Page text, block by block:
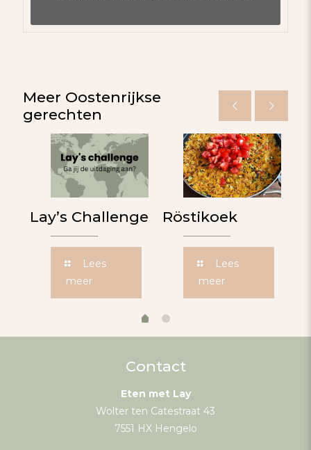
Meer Oostenrijkse
gerechten
Lay’s Challenge
Lees
meer
Röstikoek
Lees
meer
Contact
Eten met Lay
Wolter ten Catestraat 43
7551 HX Hengelo